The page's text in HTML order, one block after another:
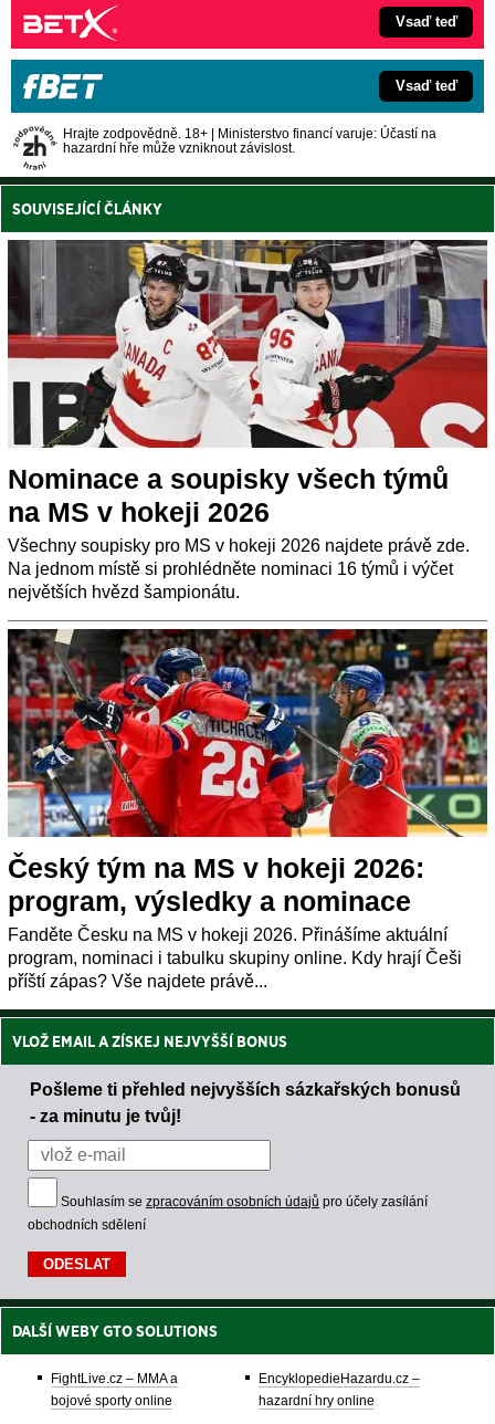
Vsaď teď
Vsaď teď
Hrajte zodpovědně. 18+ | Ministerstvo financí varuje: Účastí na
hazardní hře může vzniknout závislost.
SOUVISEJÍCÍ ČLÁNKY
Nominace a soupisky všech týmů
na MS v hokeji 2026
Všechny soupisky pro MS v hokeji 2026 najdete právě zde.
Na jednom místě si prohlédněte nominaci 16 týmů i výčet
největších hvězd šampionátu.
Český tým na MS v hokeji 2026:
program, výsledky a nominace
Fanděte Česku na MS v hokeji 2026. Přinášíme aktuální
program, nominaci i tabulku skupiny online. Kdy hrají Češi
příští zápas? Vše najdete právě...
VLOŽ EMAIL A ZÍSKEJ NEJVYŠŠÍ BONUS
Pošleme ti přehled nejvyšších sázkařských bonusů
- za minutu je tvůj!
Souhlasím se zpracováním osobních údajů pro účely zasílání
obchodních sdělení
DALŠÍ WEBY GTO SOLUTIONS
FightLive.cz – MMA a
bojové sporty online
EncyklopedieHazardu.cz –
hazardní hry online